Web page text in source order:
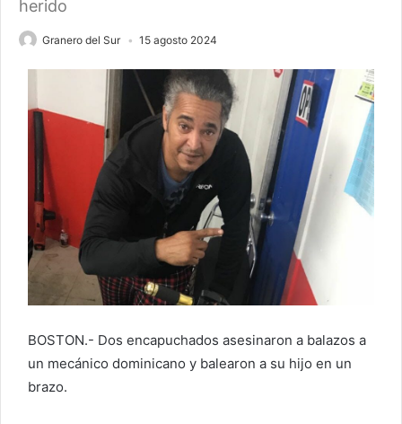
herido
Granero del Sur 15 agosto 2024
BOSTON.- Dos encapuchados asesinaron a balazos a
un mecánico dominicano y balearon a su hijo en un
brazo.